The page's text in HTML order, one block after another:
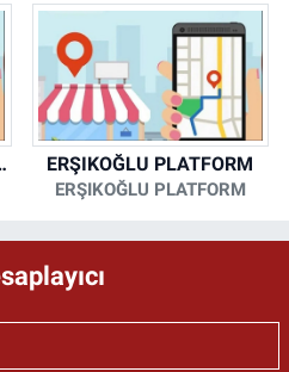
KORKMAZ ERŞIKOĞLU PLATFORM
ERŞIKOĞLU PLATFORM